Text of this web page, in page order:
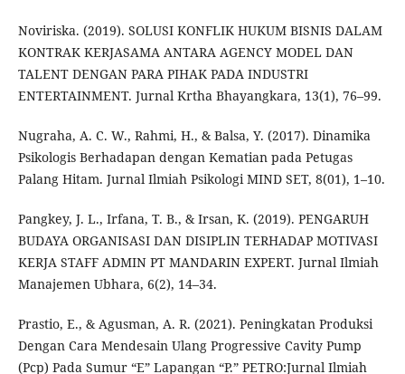
Noviriska. (2019). SOLUSI KONFLIK HUKUM BISNIS DALAM
KONTRAK KERJASAMA ANTARA AGENCY MODEL DAN
TALENT DENGAN PARA PIHAK PADA INDUSTRI
ENTERTAINMENT. Jurnal Krtha Bhayangkara, 13(1), 76–99.
Nugraha, A. C. W., Rahmi, H., & Balsa, Y. (2017). Dinamika
Psikologis Berhadapan dengan Kematian pada Petugas
Palang Hitam. Jurnal Ilmiah Psikologi MIND SET, 8(01), 1–10.
Pangkey, J. L., Irfana, T. B., & Irsan, K. (2019). PENGARUH
BUDAYA ORGANISASI DAN DISIPLIN TERHADAP MOTIVASI
KERJA STAFF ADMIN PT MANDARIN EXPERT. Jurnal Ilmiah
Manajemen Ubhara, 6(2), 14–34.
Prastio, E., & Agusman, A. R. (2021). Peningkatan Produksi
Dengan Cara Mendesain Ulang Progressive Cavity Pump
(Pcp) Pada Sumur “E” Lapangan “P.” PETRO:Jurnal Ilmiah